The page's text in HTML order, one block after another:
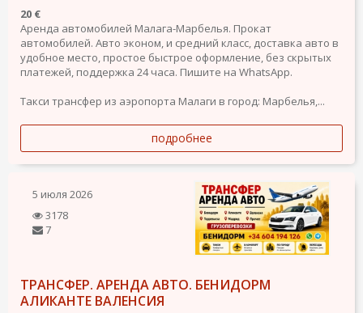
20 €
Аренда автомобилей Малага-Марбелья. Прокат
автомобилей. Авто эконом, и средний класс, доставка авто в
удобное место, простое быстрое оформление, без скрытых
платежей, поддержка 24 часа. Пишите на WhatsApp.
Такси трансфер из аэропорта Малаги в город: Марбелья,...
подробнее
5 июля 2026
3178
7
ТРАНСФЕР. АРЕНДА АВТО. БЕНИДОРМ
АЛИКАНТЕ ВАЛЕНСИЯ